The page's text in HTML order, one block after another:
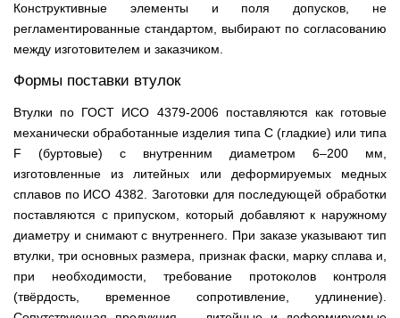
Конструктивные элементы и поля допусков, не
регламентированные стандартом, выбирают по согласованию
между изготовителем и заказчиком.
Формы поставки втулок
Втулки по ГОСТ ИСО 4379-2006 поставляются как готовые
механически обработанные изделия типа C (гладкие) или типа
F (буртовые) с внутренним диаметром 6–200 мм,
изготовленные из литейных или деформируемых медных
сплавов по ИСО 4382. Заготовки для последующей обработки
поставляются с припуском, который добавляют к наружному
диаметру и снимают с внутреннего. При заказе указывают тип
втулки, три основных размера, признак фаски, марку сплава и,
при необходимости, требование протоколов контроля
(твёрдость, временное сопротивление, удлинение).